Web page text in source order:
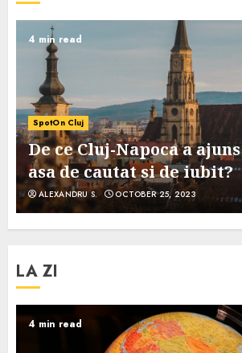
4 min read
SpotOn Cluj
De ce Cluj-Napoca a
asa de cautat si de iubit?
ALEXANDRU S. OCTOBER 25, 2023
LA ZI
4 min read